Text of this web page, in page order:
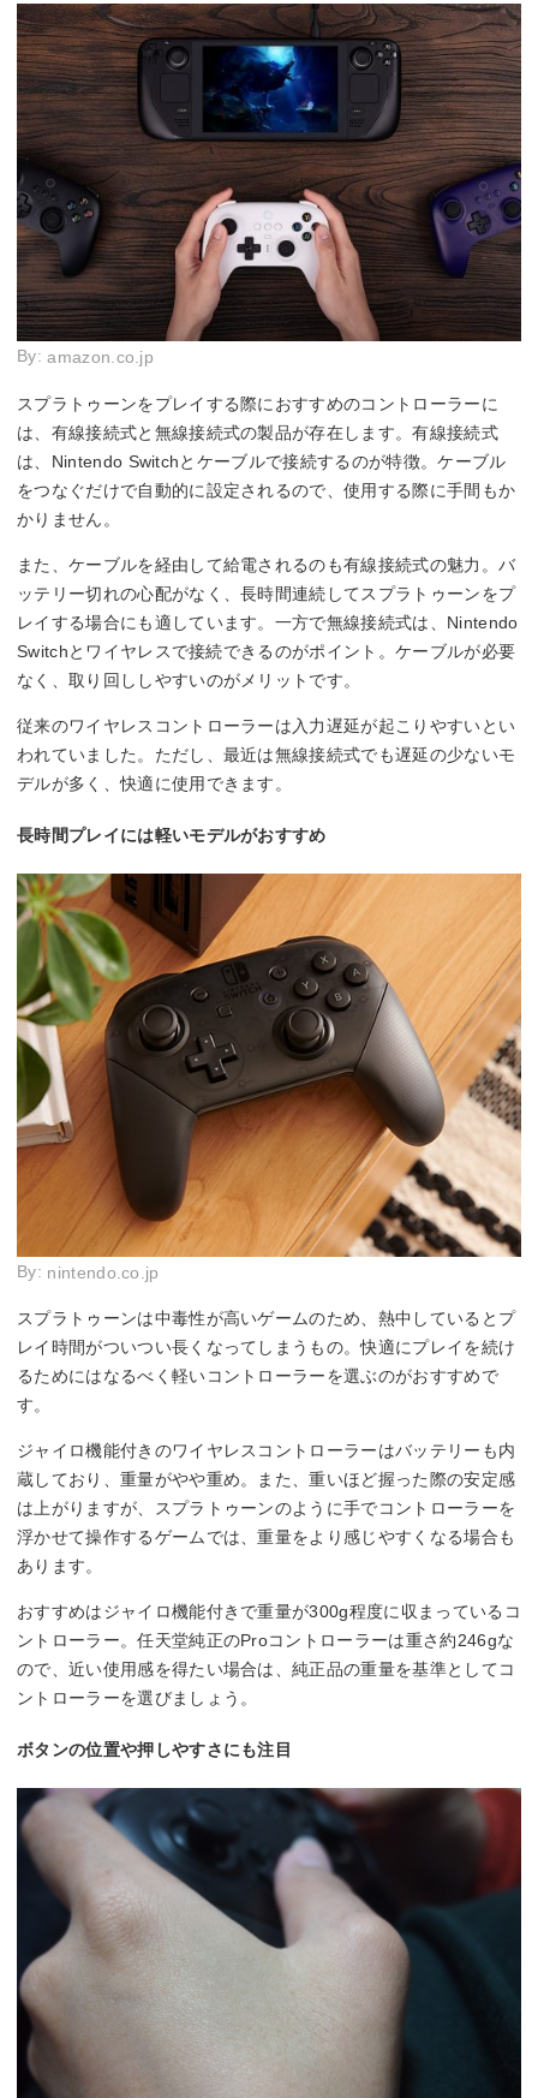
By:amazon.co.jp
スプラトゥーンをプレイする際におすすめのコントローラーに
は、有線接続式と無線接続式の製品が存在します。有線接続式
は、Nintendo Switchとケーブルで接続するのが特徴。ケーブル
をつなぐだけで自動的に設定されるので、使用する際に手間もか
かりません。
また、ケーブルを経由して給電されるのも有線接続式の魅力。バ
ッテリー切れの心配がなく、長時間連続してスプラトゥーンをプ
レイする場合にも適しています。一方で無線接続式は、Nintendo
Switchとワイヤレスで接続できるのがポイント。ケーブルが必要
なく、取り回ししやすいのがメリットです。
従来のワイヤレスコントローラーは入力遅延が起こりやすいとい
われていました。ただし、最近は無線接続式でも遅延の少ないモ
デルが多く、快適に使用できます。
長時間プレイには軽いモデルがおすすめ
By: nintendo.co.jp
スプラトゥーンは中毒性が高いゲームのため、熱中しているとプ
レイ時間がついつい長くなってしまうもの。快適にプレイを続け
るためにはなるべく軽いコントローラーを選ぶのがおすすめで
す。
ジャイロ機能付きのワイヤレスコントローラーはバッテリーも内
蔵しており、重量がやや重め。また、重いほど握った際の安定感
は上がりますが、スプラトゥーンのように手でコントローラーを
浮かせて操作するゲームでは、重量をより感じやすくなる場合も
あります。
おすすめはジャイロ機能付きで重量が300g程度に収まっているコ
ントローラー。任天堂純正のProコントローラーは重さ約246gな
ので、近い使用感を得たい場合は、純正品の重量を基準としてコ
ントローラーを選びましょう。
ボタンの位置や押しやすさにも注目